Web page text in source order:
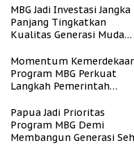
MBG Jadi Investasi Jangka
Panjang Tingkatkan
Kualitas Generasi Muda
Momentum
Program MBG Perkuat
Langkah Pemerintah
Papua Jadi Prioritas
Program MBG Demi
Membangun Generasi